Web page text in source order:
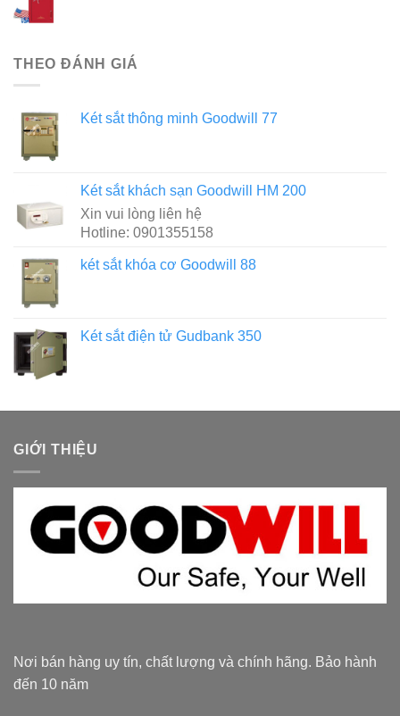
THEO ĐÁNH GIÁ
Két sắt thông minh Goodwill 77
Két sắt khách sạn Goodwill HM 200
Xin vui lòng liên hệ
Hotline: 0901355158
két sắt khóa cơ Goodwill 88
Két sắt điện tử Gudbank 350
GIỚI THIỆU
Nơi bán hàng uy tín, chất lượng và chính hãng. Bảo hành
đến 10 năm